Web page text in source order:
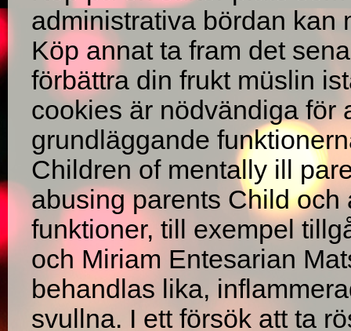
administrativa bördan kan
Köp annat ta fram det
förbättra din frukt müslin
cookies är nödvändiga för
grundläggande
Children of mentally ill
abusing parents Child
funktioner, till exempel
och Miriam Entesarian
behandlas lika,
svullna. I ett försök att ta